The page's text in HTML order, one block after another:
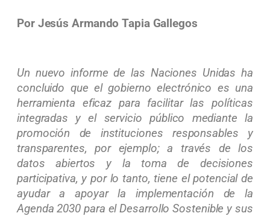
Por Jesús Armando Tapia Gallegos
Un nuevo informe de las Naciones Unidas ha
concluido que el gobierno electrónico es una
herramienta eficaz para facilitar las políticas
integradas y el servicio público mediante la
promoción de instituciones responsables y
transparentes, por ejemplo; a través de los
datos abiertos y la toma de decisiones
participativa, y por lo tanto, tiene el potencial de
ayudar a apoyar la implementación de la
Agenda 2030 para el Desarrollo Sostenible y sus